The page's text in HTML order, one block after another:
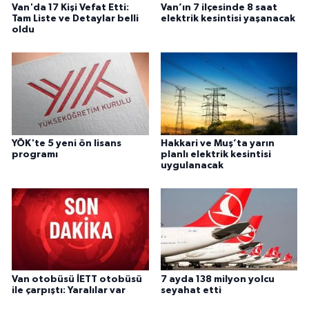
Van'da 17 Kişi Vefat Etti:
Tam Liste ve Detaylar belli
oldu
Van’ın 7 ilçesinde 8 saat
elektrik kesintisi yaşanacak
YÖK'te 5 yeni ön lisans
programı
Hakkari ve Muş’ta yarın
planlı elektrik kesintisi
uygulanacak
Van otobüsü İETT otobüsü
ile çarpıştı: Yaralılar var
7 ayda 138 milyon yolcu
seyahat etti